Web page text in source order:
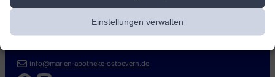
Einstellungen verwalten
Hauptstraße 29,48346 Ostbevern
info@marien-apotheke-ostbevern.de